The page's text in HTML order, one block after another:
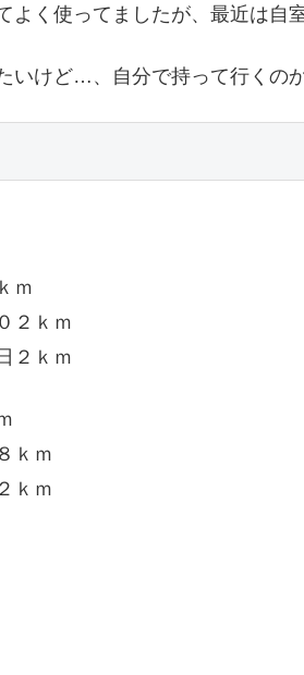
く使ってましたが、最近は自室
いけど…、自分で持って行くのか
ｍ
２ｋｍ
２ｋｍ
ｋｍ
ｋｍ